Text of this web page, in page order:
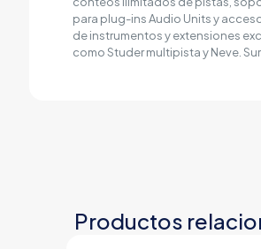
para plug-ins Audio Units y
de instrumentos y extensiones
como Studer multipista y Neve.
Productos